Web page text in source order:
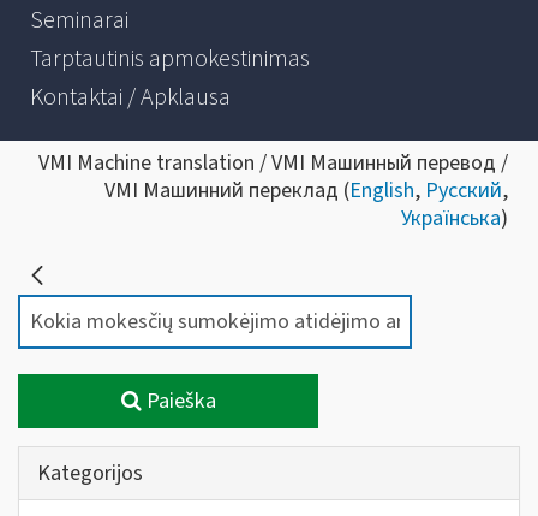
Seminarai
Tarptautinis apmokestinimas
Kontaktai / Apklausa
VMI Machine translation / VMI Машинный перевод /
VMI Машинний переклад (English, Русский,
Українська)
Paieška
Kategorijos